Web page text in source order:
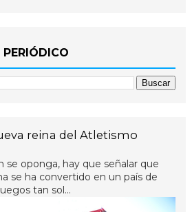
PERIÓDICO
reina del Atletismo
oponga, hay que señalar que
se ha convertido en un país de
tan sol...